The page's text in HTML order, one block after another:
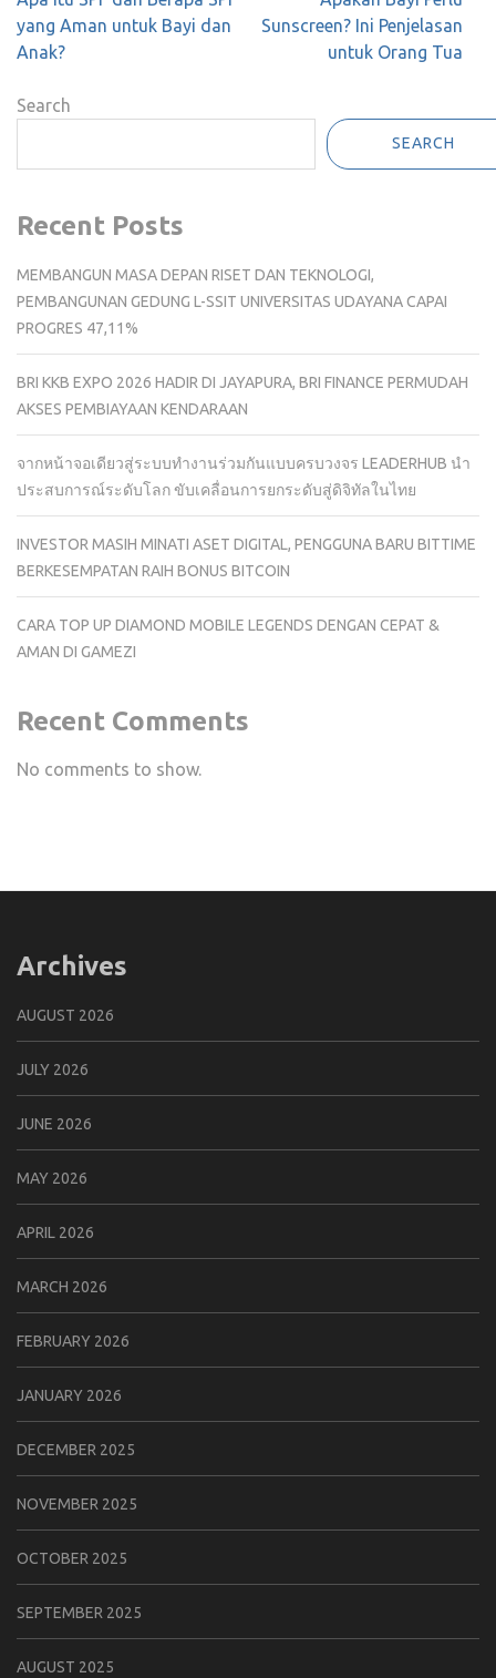
navigation
yang Aman untuk Bayi dan
Anak?
Sunscreen? Ini Penjelasan
untuk Orang Tua
Search
SEARCH
Recent Posts
MEMBANGUN MASA DEPAN RISET DAN TEKNOLOGI,
PEMBANGUNAN GEDUNG L-SSIT UNIVERSITAS UDAYANA CAPAI
PROGRES 47,11%
BRI KKB EXPO 2026 HADIR DI JAYAPURA, BRI FINANCE PERMUDAH
AKSES PEMBIAYAAN KENDARAAN
จากหน้าจอเดียวสู่ระบบทำงานร่วมกันแบบครบวงจร LEADERHUB นำ
ประสบการณ์ระดับโลก ขับเคลื่อนการยกระดับสู่ดิจิทัลในไทย
INVESTOR MASIH MINATI ASET DIGITAL, PENGGUNA BARU BITTIME
BERKESEMPATAN RAIH BONUS BITCOIN
CARA TOP UP DIAMOND MOBILE LEGENDS DENGAN CEPAT &
AMAN DI GAMEZI
Recent Comments
No comments to show.
Archives
AUGUST 2026
JULY 2026
JUNE 2026
MAY 2026
APRIL 2026
MARCH 2026
FEBRUARY 2026
JANUARY 2026
DECEMBER 2025
NOVEMBER 2025
OCTOBER 2025
SEPTEMBER 2025
AUGUST 2025